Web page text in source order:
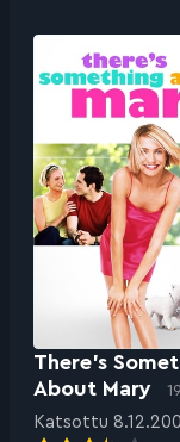
There’s
About Mary
Katsottu